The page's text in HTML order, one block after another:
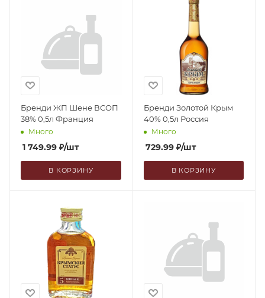
Бренди ЖП Шене ВСОП
38% 0,5л Франция
Много
1 749.99 ₽/шт
В КОРЗИНУ
Бренди Золотой Крым
40% 0,5л Россия
Много
729.99₽/шт
В КОРЗИНУ